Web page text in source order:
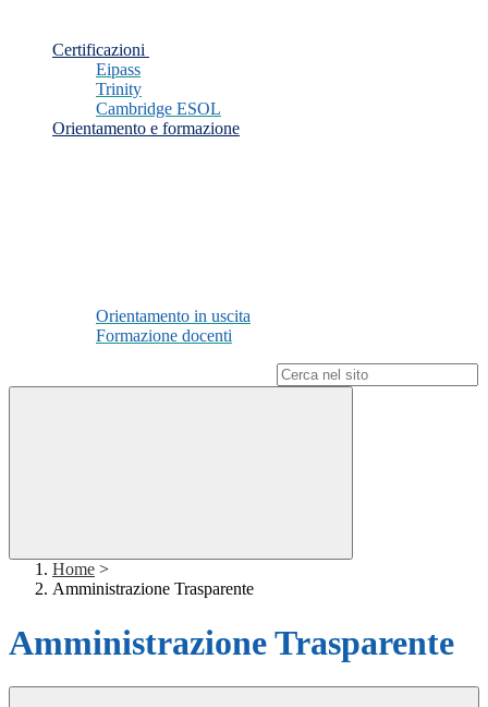
Certificazioni
Eipass
Trinity
Cambridge ESOL
Orientamento e formazione
Orientamento in uscita
Formazione docenti
Home >
Amministrazione Trasparente
Amministrazione Trasparente